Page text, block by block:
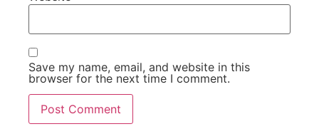
Save my name, email, and website in this
browser for the next time I comment.